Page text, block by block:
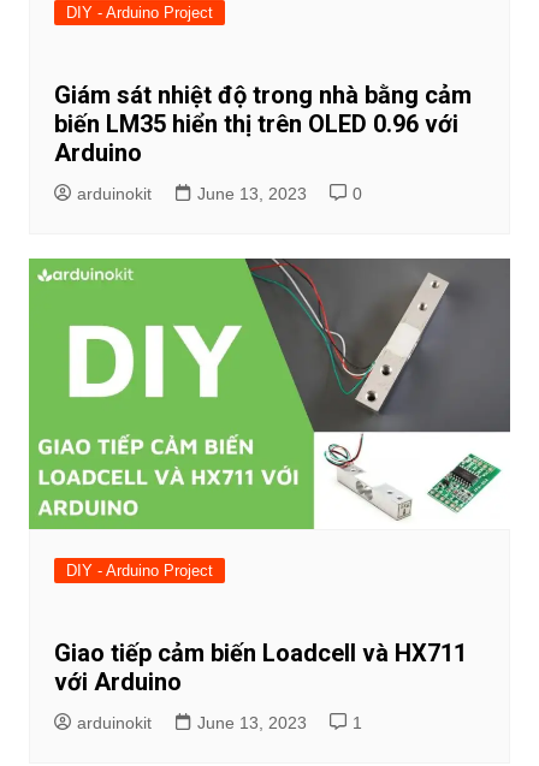
DIY - Arduino Project
Giám sát nhiệt độ trong nhà bằng cảm
biến LM35 hiển thị trên OLED 0.96 với
Arduino
arduinokit June 13, 2023 0
DIY - Arduino Project
Giao tiếp cảm biến Loadcell và HX711
với Arduino
arduinokit June 13, 2023 1